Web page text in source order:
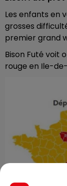
Les enfants en
grosses
premier grand
Bison Futé voit
rouge en Ile-